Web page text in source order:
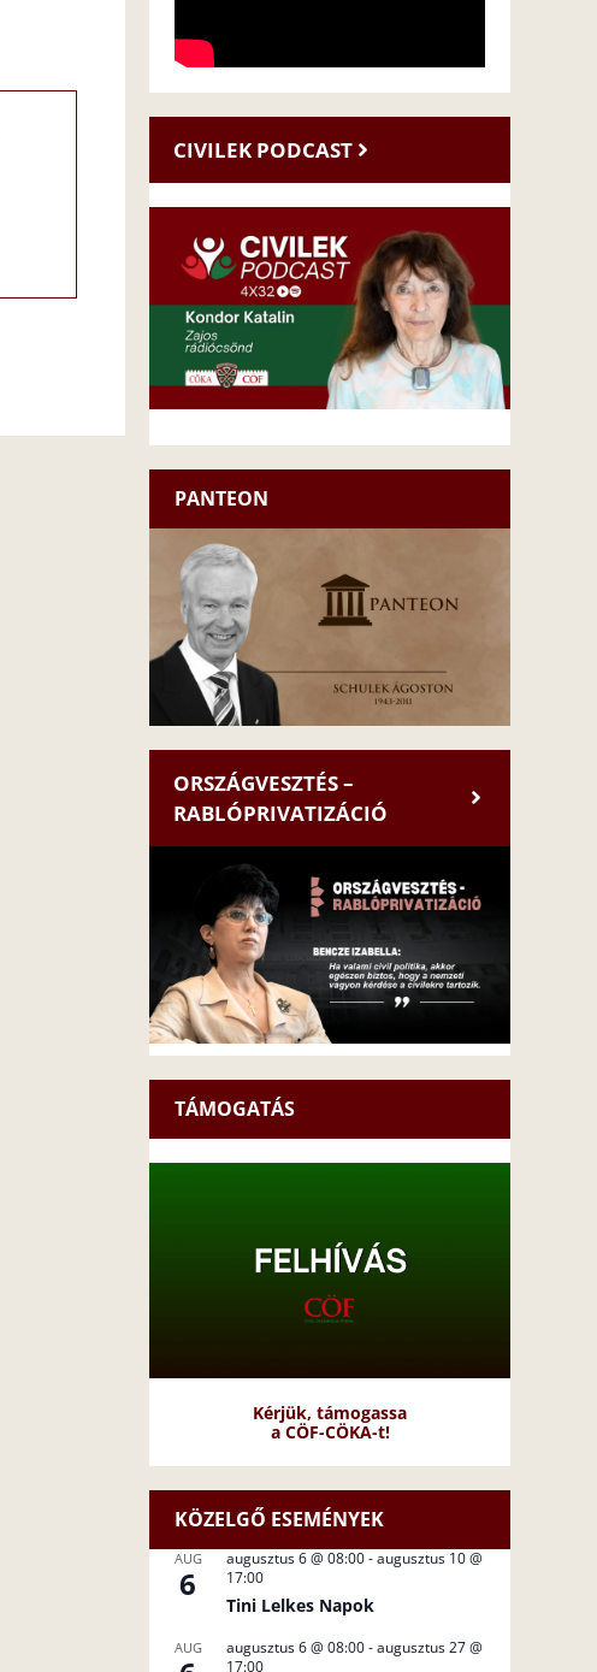
CIVILEK PODCAST
PANTEON
ORSZÁGVESZTÉS –
RABLÓPRIVATIZÁCIÓ
TÁMOGATÁS
Kérjük, támogassa
a CÖF-CÖKA-t!
KÖZELGŐ ESEMÉNYEK
AUG
6
augusztus 6 @ 08:00-augusztus 10 @
17:00
Tini Lelkes Napok
AUG augusztus 6 @ 08:00-augusztus 27 @
17:00